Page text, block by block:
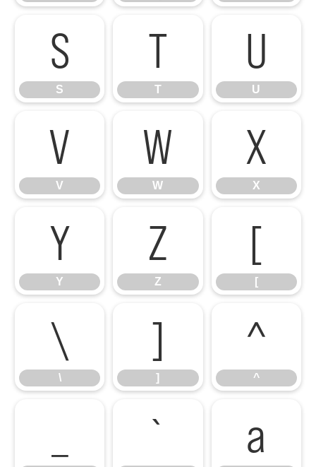
S
S
T
T
U
U
V
V
W
W
X
X
Y
Y
Z
Z
[
[
\
\
]
]
^
^
` a